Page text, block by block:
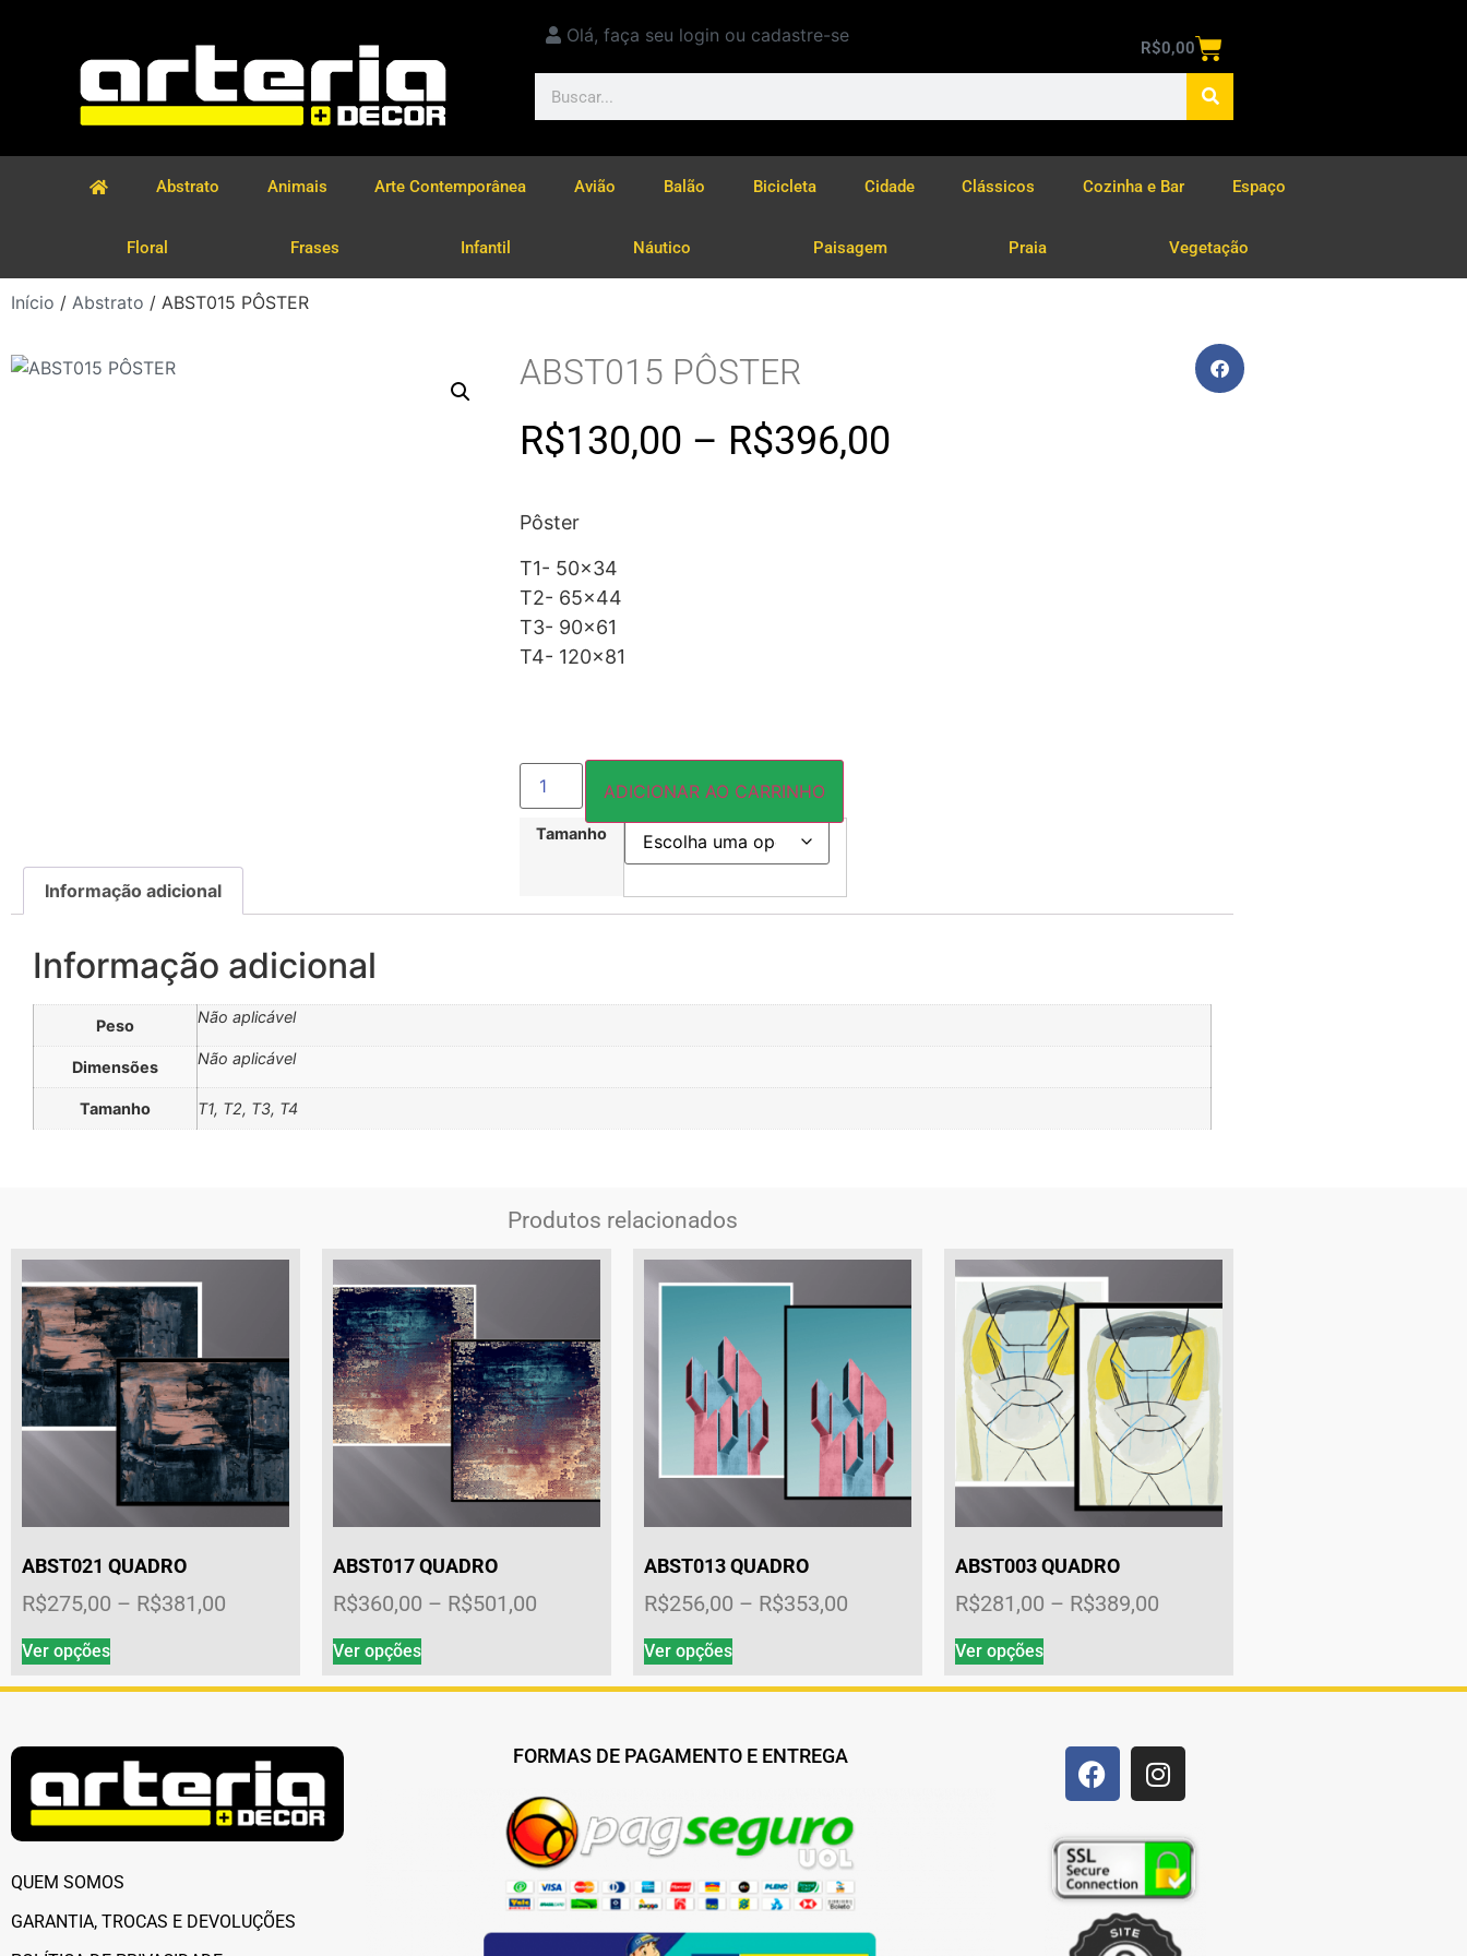
Olá, faça seu login ou cadastre-se
R$0,00
Abstrato Animais Arte Contemporânea Avião Balão Bicicleta Cidade Clássicos Cozinha e Bar Espaço
Floral Frases Infantil Náutico Paisagem Praia Vegetação
Início / Abstrato / ABST015 PÔSTER
ABST015 PÔSTER
R$130,00 – R$396,00
Pôster
T1- 50×34
T2- 65×44
T3- 90×61
T4- 120×81
Tamanho
ADICIONAR AO CARRINHO
Informação adicional
Informação adicional
Peso Não aplicável
Dimensões Não aplicável
Tamanho T1, T2, T3, T4
Produtos relacionados
ABST021 QUADRO
R$275,00 – R$381,00
Ver opções
ABST017 QUADRO
R$360,00 – R$501,00
Ver opções
ABST013 QUADRO
R$256,00 – R$353,00
Ver opções
ABST003 QUADRO
R$281,00 – R$389,00
Ver opções
QUEM SOMOS
GARANTIA, TROCAS E DEVOLUÇÕES
FORMAS DE PAGAMENTO E ENTREGA